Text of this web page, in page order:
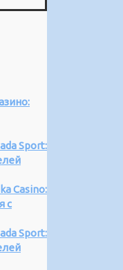
Sport:
Casino:
с
Sport: